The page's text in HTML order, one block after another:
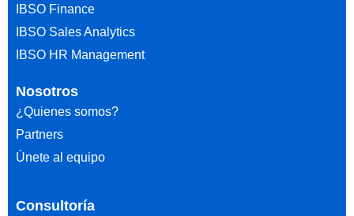
IBSO Finance
IBSO Sales Analytics
IBSO HR Management
Nosotros
¿Quienes somos?
Partners
Únete al equipo
Consultoría